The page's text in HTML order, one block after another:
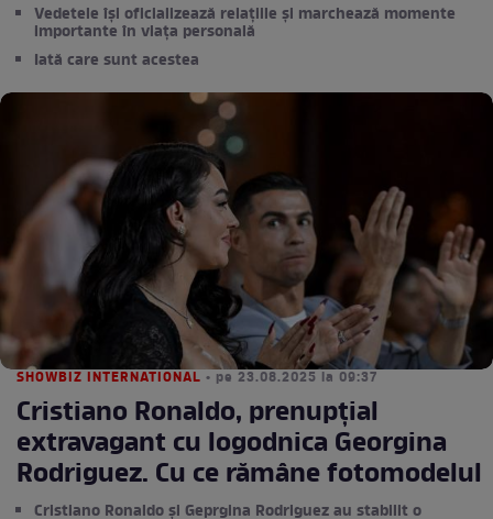
Vedetele își oficializează relațiile și marchează momente
importante în viața personală
Iată care sunt acestea
SHOWBIZ INTERNATIONAL • pe 23.08.2025 la 09:37
Cristiano Ronaldo, prenupțial
extravagant cu logodnica Georgina
Rodriguez. Cu ce rămâne fotomodelul
Cristiano Ronaldo și Geprgina Rodriguez au stabilit o